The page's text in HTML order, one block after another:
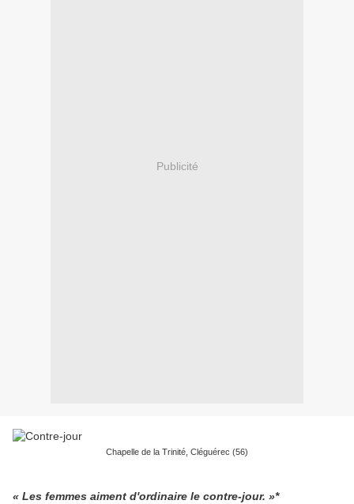
Publicité
Chapelle de la Trinité, Cléguérec (56)
« Les femmes aiment d'ordinaire le contre-jour. »*